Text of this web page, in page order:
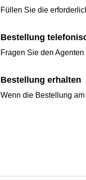
Füllen Sie die
Fragen Sie den
Wenn die Bestellung